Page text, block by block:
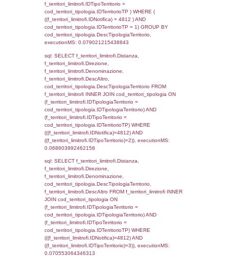
a2_ruolipersonale a2rp INNER JOIN
a2rp.IDPersonale = a2p.IDPersonale
(((a2p.IDNotifica)=4812) AND
sql: SELECT a2p.Cognome, a2p.Nome
a2_ruolipersonale a2rp INNER JOIN
a2rp.IDPersonale = a2p.IDPersonale
(((a2p.IDNotifica)=4812) AND
executionMS: 0.0023279190063477
sql: SELECT Cognome, Nome FROM
reg_a2_ruolipersonale INNER JOIN
reg_a2_ruolipersonale.IDPersonale =
reg_a2_personale.IDPersonale WHERE
executionMS: 0.001039981842041
sql: SELECT cod_ipa_aoo.des_amm,
d1_controlli.UntAmmTerr,
d1_controlli.Regione, d1_controlli.Provincia,